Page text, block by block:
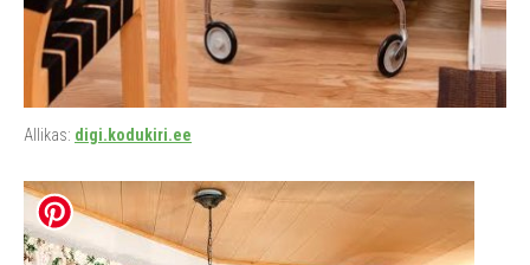
Allikas: digi.kodukiri.ee